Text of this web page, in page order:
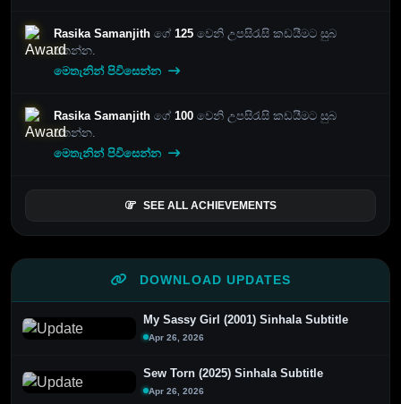
Rasika Samanjith ගේ 125 වෙනි උපසිරැසි කඩයීමට සුබ
පතන්න.
මෙතැනින් පිවිසෙන්න
Rasika Samanjith ගේ 100 වෙනි උපසිරැසි කඩයීමට සුබ
පතන්න.
මෙතැනින් පිවිසෙන්න
SEE ALL ACHIEVEMENTS
DOWNLOAD UPDATES
My Sassy Girl (2001) Sinhala Subtitle
Apr 26, 2026
Sew Torn (2025) Sinhala Subtitle
Apr 26, 2026